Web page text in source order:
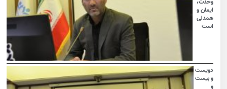
وحدت،
ایمان و
همدلی
است
دویست
و بیست